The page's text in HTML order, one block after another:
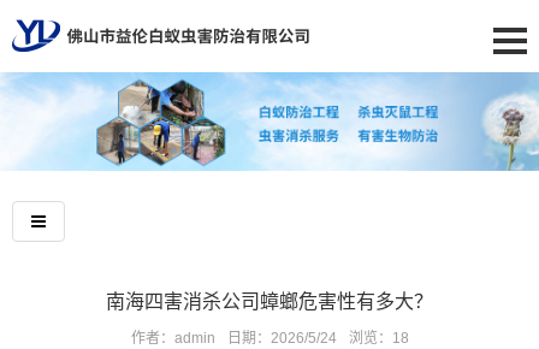
南海四害消杀公司蟑螂危害性有多大？
作者：admin 日期：2026/5/24 浏览： 18